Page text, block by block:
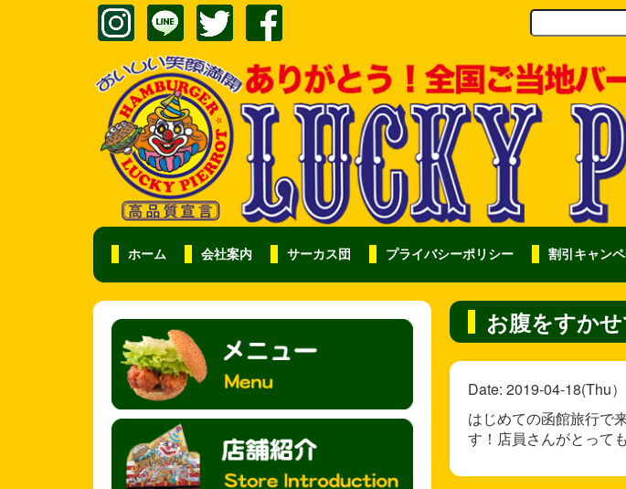
ホーム 会社案内 サーカス団 プライバシーポリシー 割引キャン
お腹をすか
Date: 2019-04-
はじめての函館旅行で
す！店員さんがとって